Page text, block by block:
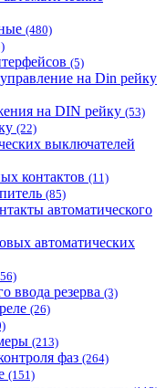
(480)
(5)
на Din рейку
на DIN рейку (53)
(22)
выключателей
контактов (11)
(85)
автоматического
автоматических
ввода резерва (3)
(26)
(213)
фаз (264)
(151)